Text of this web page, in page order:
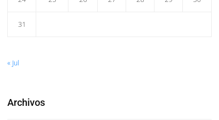
31
« Jul
Archivos